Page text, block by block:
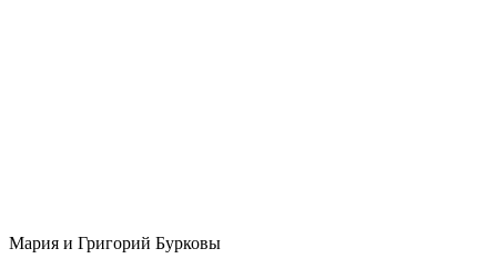
Мария и Григорий Бурковы